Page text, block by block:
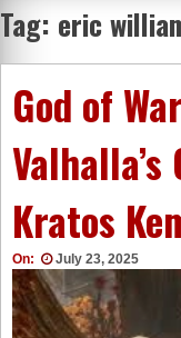
Tag: eric
God of
Kratos
On: July 23, 2025